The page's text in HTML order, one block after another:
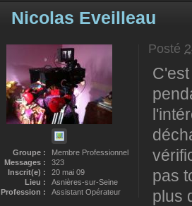
Nicolas Eveilleau
Groupe :
Membre Professionnel
Messages :
323
Inscrit(e) :
20 mai 09
Lieu :
Asnières-sur-Seine
Profession :
Assistant Opérateur
Posté
pas
plus